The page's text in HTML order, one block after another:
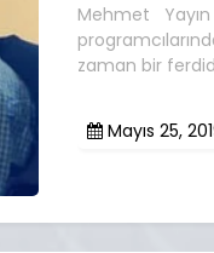
Mehmet
zaman bir
Mayıs 25,